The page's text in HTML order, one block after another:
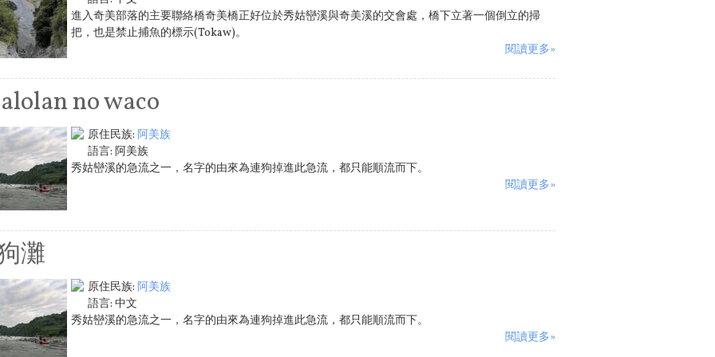
進入奇美部落的主要聯絡橋奇美橋正好位於秀姑巒溪與奇美溪的交會處，橋下立著一個倒立的掃
把，也是禁止捕魚的標示(Tokaw)。
閱讀更多»
no waco
原住民族: 阿美族
語言: 阿美族
秀姑巒溪的急流之一，名字的由來為連狗掉進此急流，都只能順流而下。
閱讀更多»
灘
原住民族: 阿美族
語言: 中文
秀姑巒溪的急流之一，名字的由來為連狗掉進此急流，都只能順流而下。
閱讀更多»